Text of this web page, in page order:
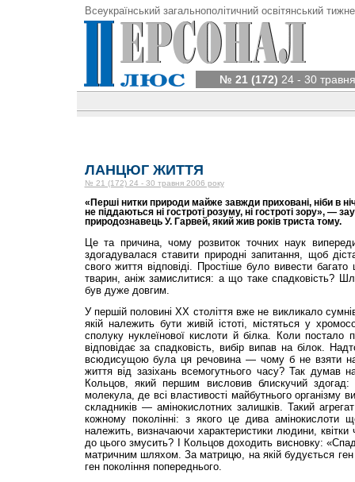
Всеукраїнський загальнополітичний освітянський
№ 21 (172) 24 - 30
ЛАНЦЮГ ЖИТТЯ
№ 21 (172) 24 - 30 травня 2006 року
«Перші нитки природи майже завжди приховані, ніби в
не піддаються ні гостроті розуму, ні гостроті зору», —
природознавець У. Гарвей, який жив років триста тому.
Це та причина, чому розвиток точних наук
здогадувалася ставити природні запитання, щоб
свого життя відповіді. Простіше було вивести багато
тварин, аніж замислитися: а що таке спадковість?
був дуже довгим.
У першій половині XX століття вже не викликало
якій належить бути живій істоті, містяться у
сполуку нуклеїнової кислоти й білка. Коли постало
відповідає за спадковість, вибір випав на білок.
всюдисущою була ця речовина — чому б не взяти
життя від зазіхань всемогутнього часу? Так думав
Кольцов, який першим висловив блискучий
молекула, де всі властивості майбутнього організму
складників — амінокислотних залишків. Такий
кожному поколінні: з якого це дива амінокислоти
належить, визначаючи характеристики людини,
до цього змусить? І Кольцов доходить висновку:
матричним шляхом. За матрицю, на якій будується ген
ген покоління попереднього.